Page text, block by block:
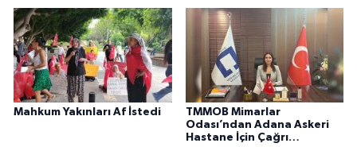
Mahkum Yakınları Af İstedi
TMMOB Mimarlar
Odası’ndan Adana Askeri
Hastane İçin Çağrı…